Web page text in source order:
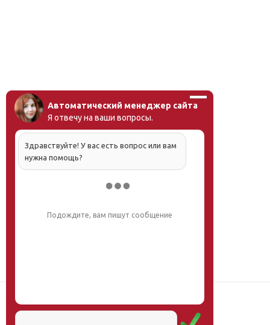
Научная школа
Автоматический менеджер сайта
Я отвечу на ваши вопросы.
Здравствуйте! У вас есть вопрос или вам
нужна помощь?
Напишите, что вас интересует, и мы вам